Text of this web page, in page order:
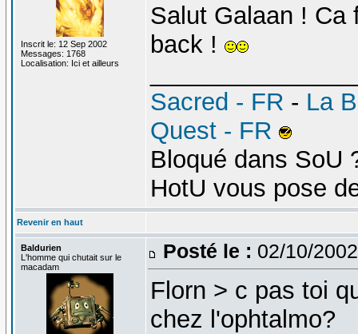
Inscrit le: 12 Sep 2002
Messages: 1768
Localisation: Ici et ailleurs
Salut Galaan ! Ca
back !
Sacred - FR - La
Quest - FR
Bloqué dans SoU
HotU vous pose
Revenir en haut
Baldurien
L'homme qui chutait sur le
macadam
Posté le : 02/10/
Florn > c pas toi
chez l'ophtalmo?